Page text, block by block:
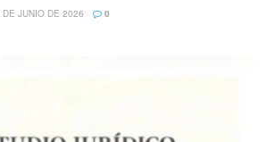
DE JUNIO DE 2026
0